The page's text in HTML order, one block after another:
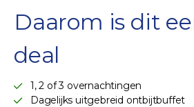
Daarom is dit
deal
1, 2 of 3 overnachtingen
Dagelijks uitgebreid ontbijtbuffet